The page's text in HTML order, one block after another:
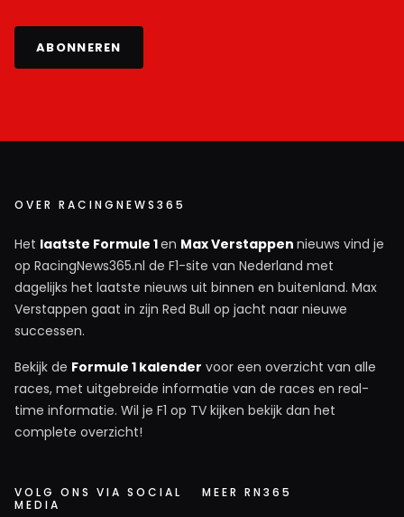
ABONNEREN
OVER RACINGNEWS365
Het laatste Formule 1en Max Verstappen nieuws vind je
op RacingNews365.nl de F1-site van Nederland met
dagelijks het laatste nieuws uit binnen en buitenland. Max
Verstappen gaat in zijn Red Bull op jacht naar nieuwe
successen.
Bekijk de Formule 1 kalender voor een overzicht van alle
races, met uitgebreide informatie van de races en real-
time informatie. Wil je F1 op TV kijken bekijk dan het
complete overzicht!
VOLG ONS VIA SOCIAL
MEDIA
MEER RN365